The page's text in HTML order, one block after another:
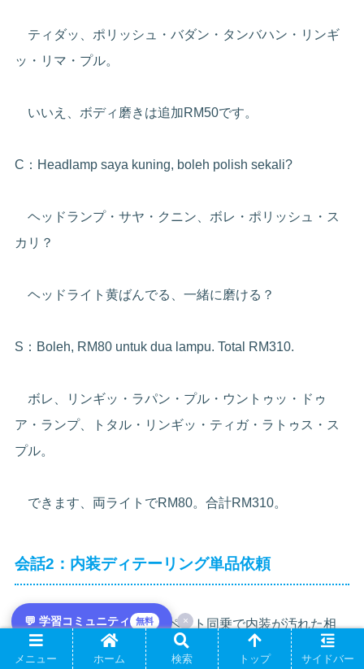
ティダッ、ポリッシュ・バダン・タンバハン・リンギ
ッ・リマ・プル。
いいえ、ボディ磨きは追加RM50です。
C：Headlamp saya kuning, boleh polish sekali?
ヘッドランプ・サヤ・クニン、ボレ・ポリッシュ・ス
カリ？
ヘッドライト黄ばんでる、一緒に磨ける？
S：Boleh, RM80 untuk dua lampu. Total RM310.
ボレ、リンギッ・ラパン・プル・ウントゥッ・ドゥ
ア・ランプ、トタル・リンギッ・ティガ・ラトゥス・ス
プル。
できます、両ライトでRM80。合計RM310。
会話2：内装ディテーリング単品依頼
場面：Bangsarの専門店、ペット同乗で内装が汚れた相
談。
💬 学習コミュニティ 無料 ×
メニュー ホーム 検索 トップ サイドバー